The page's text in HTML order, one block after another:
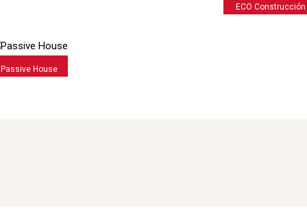
ECO Construcción
Passive House